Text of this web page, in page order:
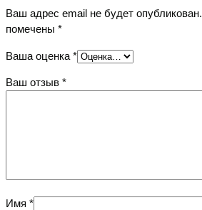
Ваш адрес email не будет опубликован.
помечены *
Ваша оценка *
Ваш отзыв *
Имя *